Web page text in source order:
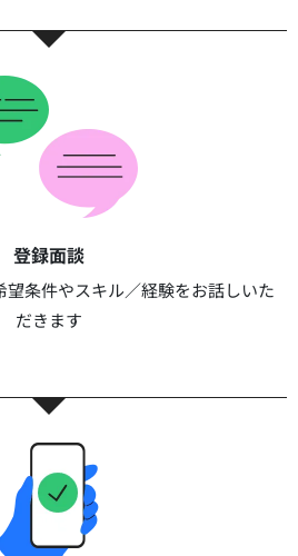
登録面談​​
条件やスキル／経験をお話しいた
だきます​